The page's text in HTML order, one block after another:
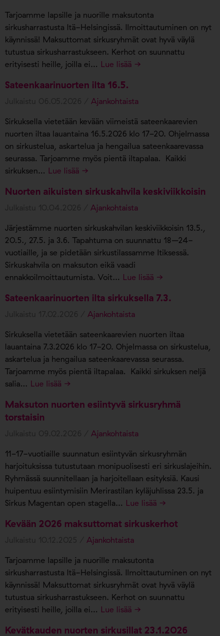
Tarjoamme lapsille ja nuorille maksutonta
sirkusharrastusta Itä-Helsingissä. Ilmoittautuminen on nyt
käynnissä! Maksuttomat sirkusryhmät ovat hyvä väylä
tutustua sirkusharrastukseen. Kerhot on suunnattu
erityisesti heille, joilla ei… Lue lisää →
Sateenkaarinuorten ilta 16.5.
Ajankohtaista
Sirkuksella vietetään kevään viimeistä sateenkaarevien
nuorten iltaa lauantaina 16.5.2026 klo 17-20. Ohjelmassa
on sirkustelua, askartelua ja hengailua sateenkaarevassa
seurassa. Tarjoamme myös pientä iltapalaa. Kaikki
sirkuksen… Lue lisää →
Nuorten aikuisten sirkuskahvila keskiviikkoisin
Ajankohtaista
Järjestämme nuorten sirkuskahvilan keskiviikkoisin 13.5.,
20.5., 27.5. ja 3.6. Tapahtuma on suunnattu 18–24-
vuotiaille, ja se pidetään sirkustilassamme Itiksessä.
Sirkuskahvila on maksuton eikä vaadi
ennakkoilmoittautumista. Voit… Lue lisää →
Sateenkaarinuorten ilta sirkuksella 7.3.
Ajankohtaista
Sirkuksella vietetään sateenkaarevien nuorten iltaa
lauantaina 7.3.2026 klo 17-20. Ohjelmassa on sirkustelua,
askartelua ja hengailua sateenkaarevassa seurassa.
Tarjoamme myös pientä iltapalaa. Kaikki sirkuksen neljä
salia… Lue lisää →
Maksuton nuorten esiintyvä sirkusryhmä
torstaisin
Ajankohtaista
11-17-vuotiaille suunnatun esiintyvän sirkusryhmän
harjoituksissa tutustutaan monipuolisesti eri sirkuslajeihin.
Ryhmässä suunnitellaan ja harjoitellaan esityksiä. Kausi
huipentuu esiintymisiin Merirastilan kyläjuhlissa 23.5. ja
Sirkus Magentan open stagella… Lue lisää →
Kevään 2026 maksuttomat sirkuskerhot
Ajankohtaista
Tarjoamme lapsille ja nuorille maksutonta
sirkusharrastusta Itä-Helsingissä. Ilmoittautuminen on nyt
käynnissä! Maksuttomat sirkusryhmät ovat hyvä väylä
tutustua sirkusharrastukseen. Kerhot on suunnattu
erityisesti heille, joilla ei… Lue lisää →
Kevätkauden nuorten sirkusillat 23.1.2026